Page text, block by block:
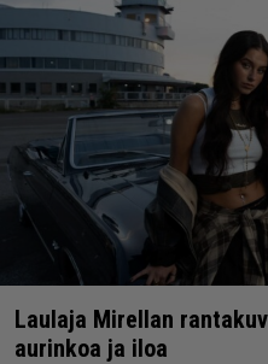
Laulaja Mirellan
aurinkoa ja iloa